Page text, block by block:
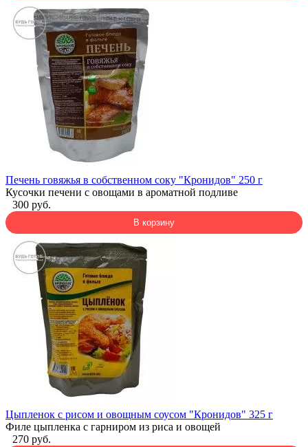
Печень говяжья в собственном соку "Кронидов" 250 г
Кусочки печени с овощами в ароматной подливе
300 руб.
В корзину
Цыпленок с рисом и овощным соусом "Кронидов" 325 г
Филе цыпленка с гарниром из риса и овощей
270 руб.